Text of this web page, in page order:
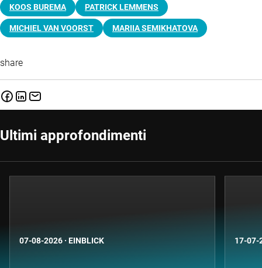
KOOS BUREMA PATRICK LEMMENS
MICHIEL VAN VOORST MARIIA SEMIKHATOVA
share
Ultimi approfondimenti
07-08-2026 · EINBLICK 17-07-